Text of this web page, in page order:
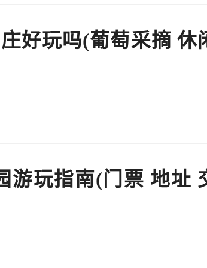
好玩吗(葡萄采摘 休
游玩指南(门票 地址